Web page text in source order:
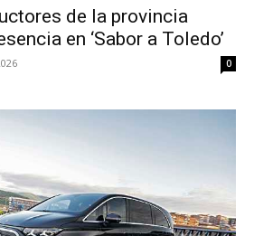
de la provincia
en ‘Sabor a Toledo’
0